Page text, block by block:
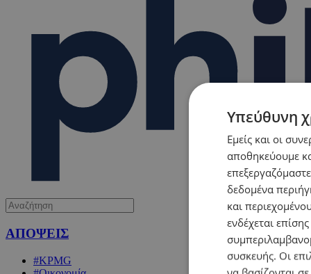
ΑΠΟΨΕΙΣ
#KPMG
Υπεύθυνη
Εμείς και οι
αποθηκεύουμε
δεδομένα
και
ενδέχεται
συσκευής. Οι